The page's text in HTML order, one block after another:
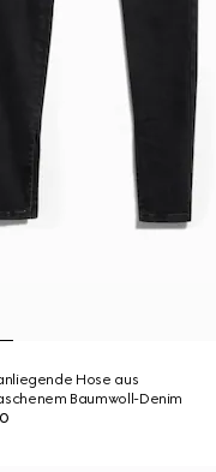
Hose aus
Baumwoll-Denim